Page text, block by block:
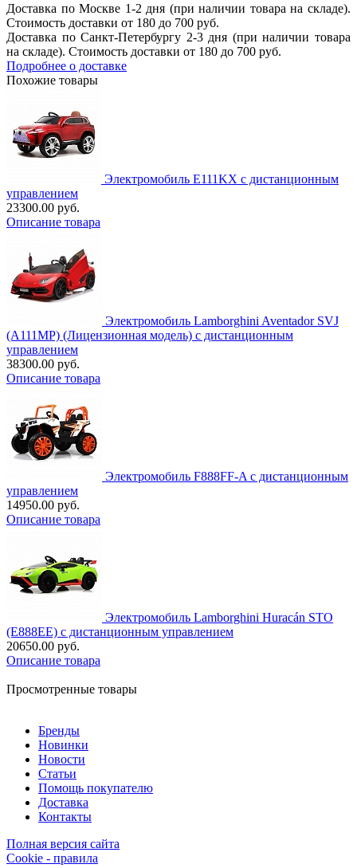
Доставка по Москве 1-2 дня (при наличии товара на складе).
Стоимость доставки от 180 до 700 руб.
Доставка по Санкт-Петербургу 2-3 дня (при наличии товара
на складе). Стоимость доставки от 180 до 700 руб.
Подробнее о доставке
Похожие товары
Электромобиль E111KX с дистанционным
управлением
23300.00 руб.
Описание товара
Электромобиль Lamborghini Aventador SVJ
(A111MP) (Лицензионная модель) с дистанционным
управлением
38300.00 руб.
Описание товара
Электромобиль F888FF-A с дистанционным
управлением
14950.00 руб.
Описание товара
Электромобиль Lamborghini Huracán STO
(E888EE) с дистанционным управлением
20650.00 руб.
Описание товара
Просмотренные товары
Бренды
Новинки
Новости
Статьи
Помощь покупателю
Доставка
Контакты
Полная версия сайта
Cookie - правила